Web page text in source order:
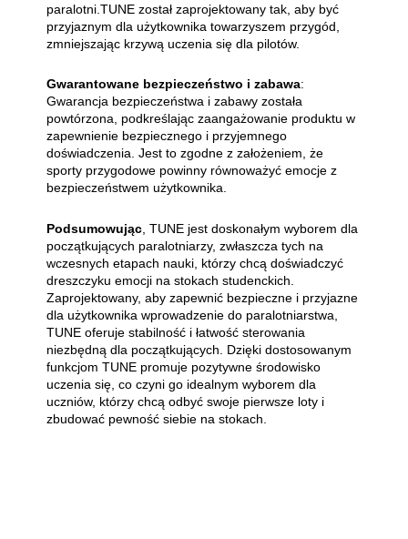
paralotni.TUNE został zaprojektowany tak, aby być
przyjaznym dla użytkownika towarzyszem przygód,
zmniejszając krzywą uczenia się dla pilotów.
Gwarantowane bezpieczeństwo i zabawa:
Gwarancja bezpieczeństwa i zabawy została
powtórzona, podkreślając zaangażowanie produktu w
zapewnienie bezpiecznego i przyjemnego
doświadczenia. Jest to zgodne z założeniem, że
sporty przygodowe powinny równoważyć emocje z
bezpieczeństwem użytkownika.
Podsumowując , TUNE jest doskonałym wyborem dla
początkujących paralotniarzy, zwłaszcza tych na
wczesnych etapach nauki, którzy chcą doświadczyć
dreszczyku emocji na stokach studenckich.
Zaprojektowany, aby zapewnić bezpieczne i przyjazne
dla użytkownika wprowadzenie do paralotniarstwa,
TUNE oferuje stabilność i łatwość sterowania
niezbędną dla początkujących. Dzięki dostosowanym
funkcjom TUNE promuje pozytywne środowisko
uczenia się, co czyni go idealnym wyborem dla
uczniów, którzy chcą odbyć swoje pierwsze loty i
zbudować pewność siebie na stokach.